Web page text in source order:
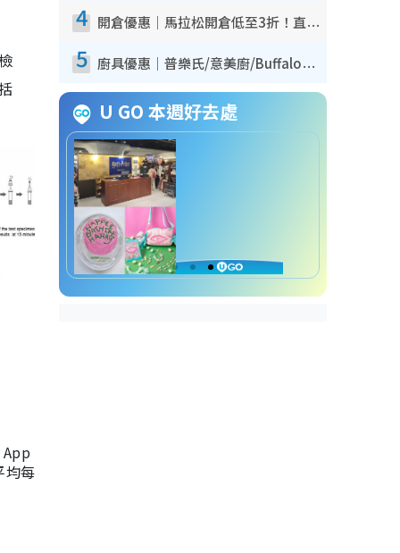
均每
4 開倉優惠｜馬拉松開倉低至3折！直擊$99起買adidas／New Balance／Puma鞋款 STANLEY保溫杯劈價至$119起
5 廚具優惠｜普樂氏/意美廚/Buffalo廚具低至3折！$89起買煎鍋／炒鑊／個人鍋 同場小家電激減至$99起
U GO 本週好去處